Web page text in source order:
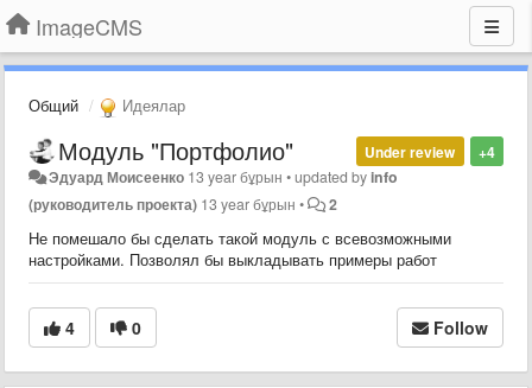
ImageCMS
Общий Идеялар
+4
Under review
Модуль "Портфолио"
Эдуард Моисеенко 13 year бұрын •updated byinfo
(руководитель проекта) 13 year бұрын • 2
Не помешало бы сделать такой модуль с всевозможными
настройками. Позволял бы выкладывать примеры работ
4 0 Follow